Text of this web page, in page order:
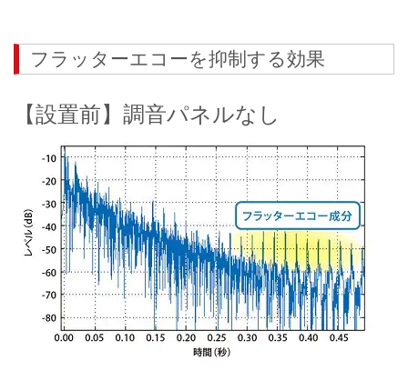
フラッターエコーを抑制する効果
【設置前】調音パネルなし